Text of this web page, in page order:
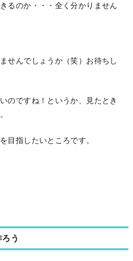
るのか・・・全く分かりません
せんでしょうか（笑）お待ちし
のですね！というか、見たとき
目指したいところです。
う